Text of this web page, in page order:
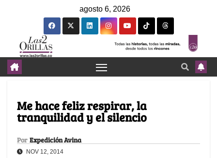
agosto 6, 2026
Me hace feliz respirar, la
tranquilidad y el silencio
Por Expedición Avina
NOV 12, 2014